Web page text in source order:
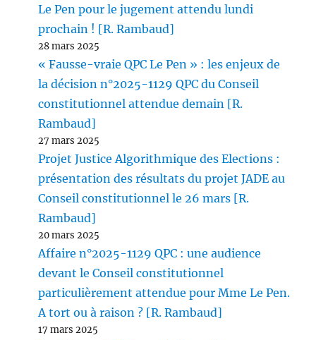
Le Pen pour le jugement attendu lundi
prochain ! [R. Rambaud]
28 mars 2025
« Fausse-vraie QPC Le Pen » : les enjeux de
la décision n°2025-1129 QPC du Conseil
constitutionnel attendue demain [R.
Rambaud]
27 mars 2025
Projet Justice Algorithmique des Elections :
présentation des résultats du projet JADE au
Conseil constitutionnel le 26 mars [R.
Rambaud]
20 mars 2025
Affaire n°2025-1129 QPC : une audience
devant le Conseil constitutionnel
particulièrement attendue pour Mme Le Pen.
A tort ou à raison ? [R. Rambaud]
17 mars 2025